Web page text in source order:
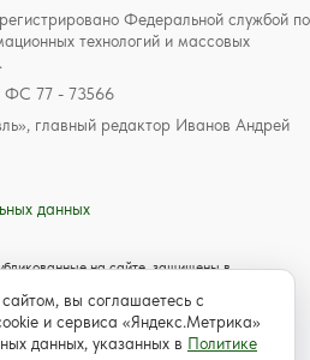
Федеральной службой по
технологий и массовых
ФС 77 - 73566
главный редактор Иванов Андрей
данных
на сайте, защищены в
законодательством об авторском
текстовых, фото, аудио и
правообладателя с обязательной
Для детей старше 16 лет.
вы соглашаетесь с
и сервиса «Яндекс.Метрика»
данных, указанных в Политике